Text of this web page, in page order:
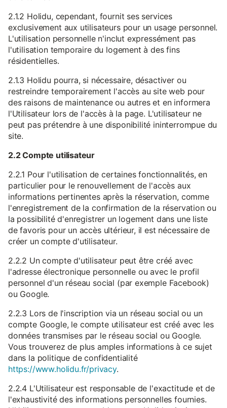
2.1.2 Holidu, cependant, fournit ses services
exclusivement aux utilisateurs pour un usage personnel.
L'utilisation personnelle n'inclut expressément pas
l'utilisation temporaire du logement à des fins
résidentielles.
2.1.3 Holidu pourra, si nécessaire, désactiver ou
restreindre temporairement l'accès au site web pour
des raisons de maintenance ou autres et en informera
l'Utilisateur lors de l'accès à la page. L'utilisateur ne
peut pas prétendre à une disponibilité ininterrompue du
site.
2.2 Compte utilisateur
2.2.1 Pour l'utilisation de certaines fonctionnalités, en
particulier pour le renouvellement de l'accès aux
informations pertinentes après la réservation, comme
l'enregistrement de la confirmation de la réservation ou
la possibilité d'enregistrer un logement dans une liste
de favoris pour un accès ultérieur, il est nécessaire de
créer un compte d'utilisateur.
2.2.2 Un compte d'utilisateur peut être créé avec
l'adresse électronique personnelle ou avec le profil
personnel d'un réseau social (par exemple Facebook)
ou Google.
2.2.3 Lors de l'inscription via un réseau social ou un
compte Google, le compte utilisateur est créé avec les
données transmises par le réseau social ou Google.
Vous trouverez de plus amples informations à ce sujet
dans la politique de confidentialité
https://www.holidu.fr/privacy.
2.2.4 L'Utilisateur est responsable de l'exactitude et de
l'exhaustivité des informations personnelles fournies.